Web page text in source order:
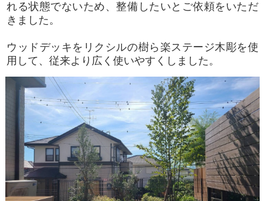
れる状態でないため、整備したいとご依頼をいただ
きました。
ウッドデッキをリクシルの樹ら楽ステージ木彫を使
用して、従来より広く使いやすくしました。